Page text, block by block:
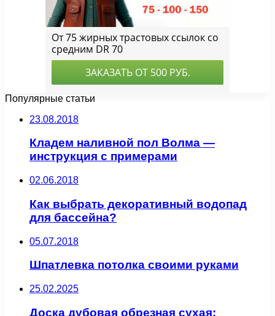
Популярные статьи
23.08.2018
Кладем наливной пол Волма —
инструкция с примерами
02.06.2018
Как выбрать декоративный водопад
для бассейна?
05.07.2018
Шпатлевка потолка своими руками
25.02.2025
Доска дубовая обрезная сухая: